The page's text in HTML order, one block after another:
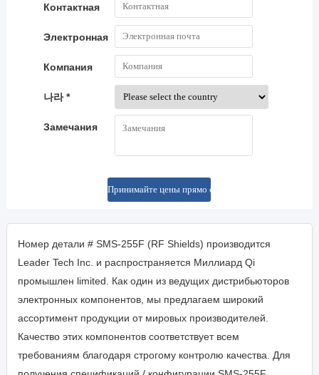
Контактная
Электронная
почта
Компания
나라 *
Замечания
Номер детали # SMS-255F (RF Shields) производится
Leader Tech Inc. и распространяется Миллиард Qi
промышлен limited. Как один из ведущих дистрибьюторов
электронных компонентов, мы предлагаем широкий
ассортимент продукции от мировых производителей.
Качество этих компонентов соответствует всем
требованиям благодаря строгому контролю качества. Для